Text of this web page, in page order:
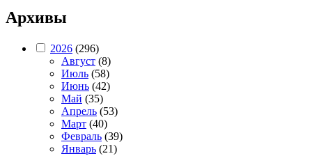
Архивы
2026 (296)
Август (8)
Июль (58)
Июнь (42)
Май (35)
Апрель (53)
Март (40)
Февраль (39)
Январь (21)